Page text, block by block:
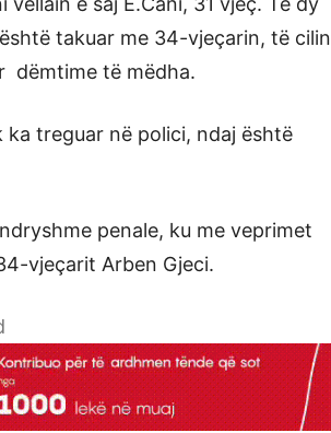
takuar me 34-vjeçarin, të cilin
dëmtime të mëdha.
treguar në polici, ndaj është
penale, ku me veprimet
vjeçarit Arben Gjeci.